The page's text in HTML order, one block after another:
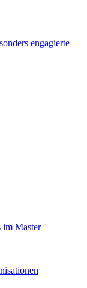
engagierte
im Master